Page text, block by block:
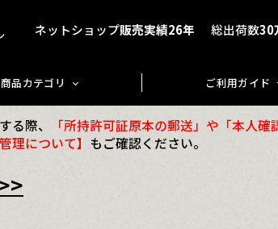
ネットショップ販売実績26年 総出荷数30
商品カテゴリ ご利用ガイド
る際、 「所持許可証原本の郵送」や「本人確
理について】 もご確認ください。